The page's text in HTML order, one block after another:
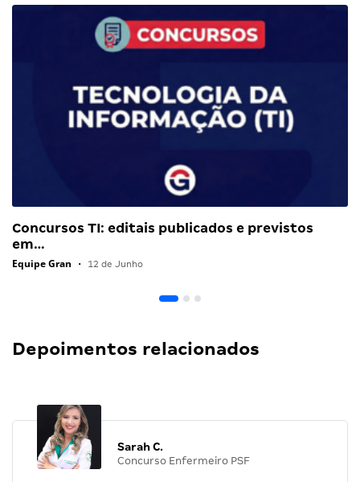
Concursos TI: editais publicados e previstos
em…
Equipe Gran • 12 de Junho
Depoimentos relacionados
Sarah C.
Concurso Enfermeiro PSF